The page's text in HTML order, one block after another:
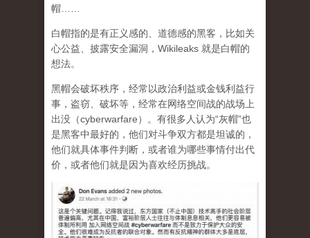
帽……
白帽指的是有正义感的、道德感的黑客，比如关
心公益、披露安全漏洞，Wikileaks 就是白帽的
想法。
黑帽会破坏秩序，经常以政治利益或金钱利益行
事，盗窃、破坏等，经常在网络空间战的战场上
出没（cyberwarfare）。有很多人认为“灰帽”也
是黑客中最好的，他们对斗争双方都是坦诚的，
他们就具体事件判断，或者谁为哪些事情付出代
价，或者他们就是因为喜欢经历挑战。